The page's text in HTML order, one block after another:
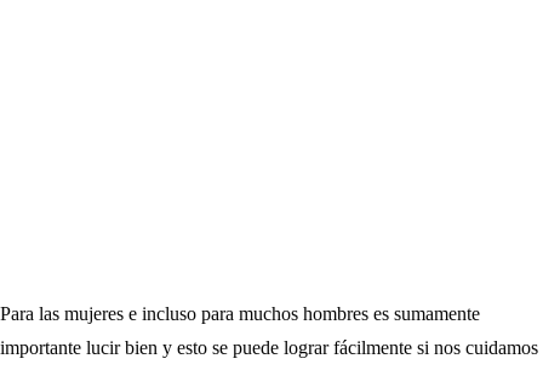
Para las mujeres e incluso para muchos hombres es sumamente
importante lucir bien y esto se puede lograr fácilmente si nos cuidamos